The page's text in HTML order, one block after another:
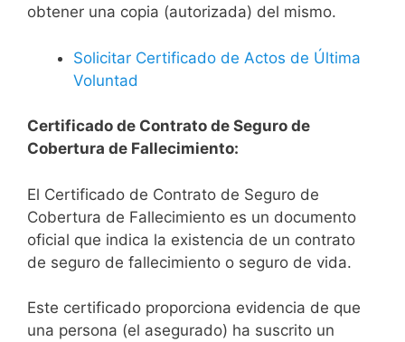
obtener una copia (autorizada) del mismo.
Solicitar Certificado de Actos de Última
Voluntad
Certificado de Contrato de Seguro de
Cobertura de Fallecimiento:
El Certificado de Contrato de Seguro de
Cobertura de Fallecimiento es un documento
oficial que indica la existencia de un contrato
de seguro de fallecimiento o seguro de vida.
Este certificado proporciona evidencia de que
una persona (el asegurado) ha suscrito un